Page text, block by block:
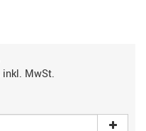
inkl. MwSt.